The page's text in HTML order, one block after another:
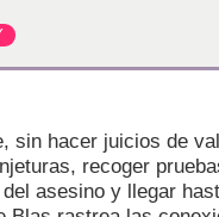
sin hacer juicios de
recoger
asesino y llegar